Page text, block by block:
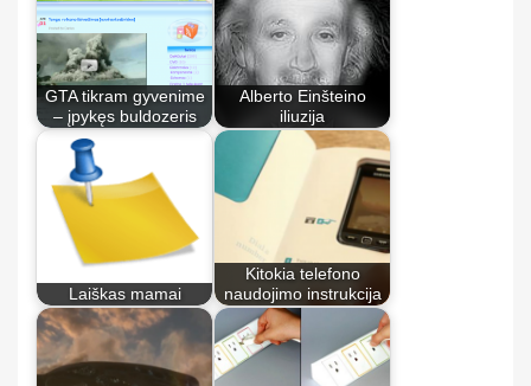
GTA tikram gyvenime
– įpykęs buldozeris
Alberto Einšteino
iliuzija
Laiškas mamai
Kitokia telefono
naudojimo instrukcija